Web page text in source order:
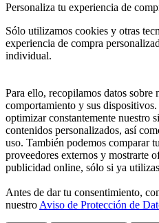
Personaliza tu experiencia de
Sólo utilizamos cookies y otras
experiencia de compra
individual.
Para ello, recopilamos datos sobre
comportamiento y sus
optimizar constantemente nuestro
contenidos personalizados, así
uso. También podemos comparar
proveedores externos y mostrarte
publicidad online, sólo si ya
Antes de dar tu consentimiento,
nuestro Aviso de Protección de